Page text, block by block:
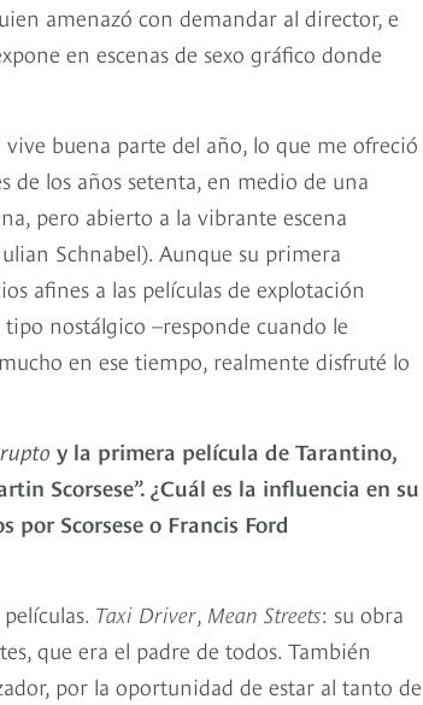
amenazó con demandar al director, e
en escenas de sexo gráfico donde
buena parte del año, lo que me ofreció
de los años setenta, en medio de una
pero abierto a la vibrante escena
Schnabel). Aunque su primera
afines a las películas de explotación
tipo nostálgico –responde cuando le
en ese tiempo, realmente disfruté lo
y la primera película de Tarantino,
Scorsese”. ¿Cuál es la influencia en su
Scorsese o Francis Ford
Taxi Driver, Mean Streets: su obra
que era el padre de todos. También
por la oportunidad de estar al tanto de